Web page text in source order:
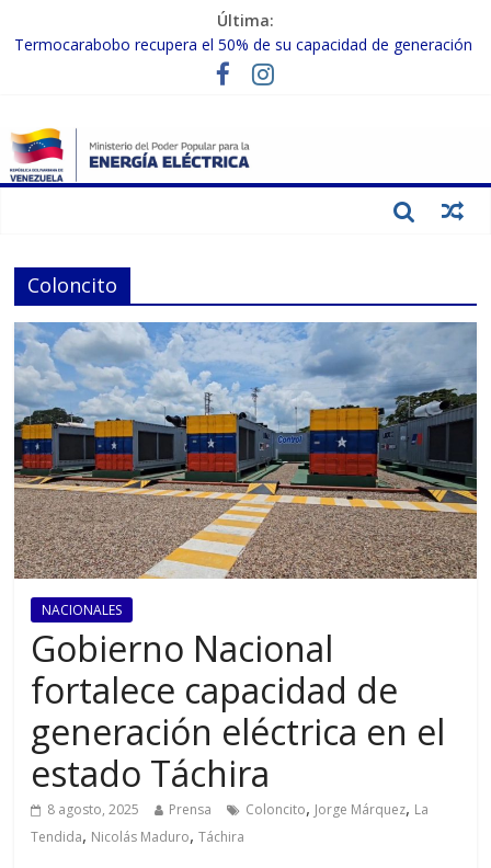
Última:
Termocarabobo recupera el 50% de su capacidad de generación
MPPEE avanza en la recuperación de infraestructuras eléctricas
Gobierno Nacional coordina acciones con el sector privado para
fortalecer el SEN ante el «Súper Niño»
Inspeccionan trabajos de rehabilitación en instalaciones del SEN
Coloncito
NACIONALES
Gobierno Nacional
fortalece capacidad de
generación eléctrica en el
estado Táchira
8 agosto, 2025 Prensa Coloncito, Jorge Márquez, La
Tendida, Nicolás Maduro,Táchira